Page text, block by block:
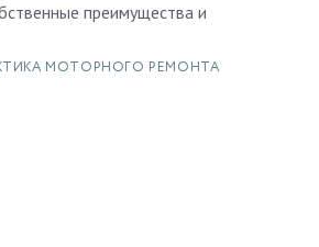
преимущества и
МОТОРНОГО РЕМОНТА